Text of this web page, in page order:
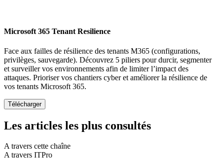
Microsoft 365 Tenant Resilience
Face aux failles de résilience des tenants M365 (configurations,
privilèges, sauvegarde). Découvrez 5 piliers pour durcir, segmenter
et surveiller vos environnements afin de limiter l’impact des
attaques. Prioriser vos chantiers cyber et améliorer la résilience de
vos tenants Microsoft 365.
Les articles les plus consultés
A travers cette chaîne
A travers ITPro